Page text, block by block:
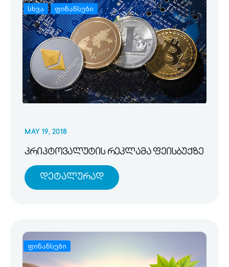
სხვა ფინანსები
MAY 19, 2018
კრიპტოვალუტის რეკლამა ფეისბუქზე
Დეტალურად
ფინანსები